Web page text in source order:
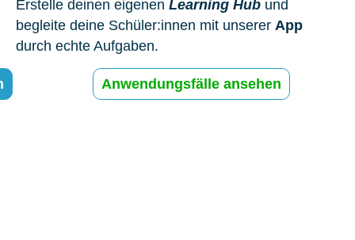
Erstelle deinen eigenen Learning Hub und
begleite deine Schüler:innen mit unserer App
durch echte Aufgaben.
Anwendungsfälle ansehen